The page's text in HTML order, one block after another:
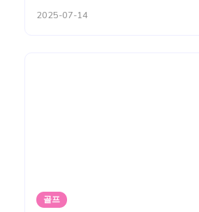
2025-07-14
골프